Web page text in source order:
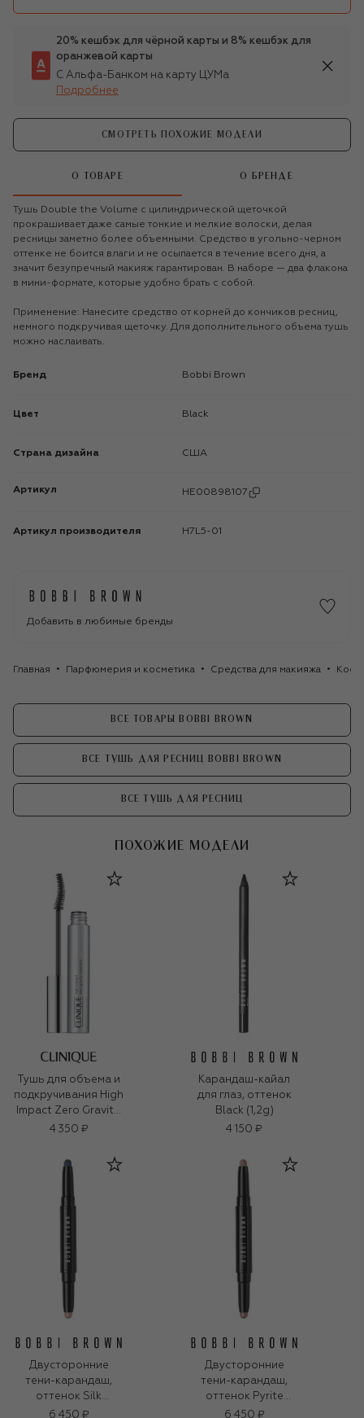
20% кешбэк для чёрной карты и 8% кешбэк для
оранжевой карты
С Альфа-Банком на карту ЦУМа
Подробнее
СМОТРЕТЬ ПОХОЖИЕ МОДЕЛИ
О ТОВАРЕ О БРЕНДЕ
Тушь Double the Volume с цилиндрической щеточкой
прокрашивает даже самые тонкие и мелкие волоски, делая
ресницы заметно более объемными. Средство в угольно-черном
оттенке не боится влаги и не осыпается в течение всего дня, а
значит безупречный макияж гарантирован. В наборе — два флакона
в мини-формате, которые удобно брать с собой.
Применение: Нанесите средство от корней до кончиков ресниц,
немного подкручивая щеточку. Для дополнительного объема тушь
можно наслаивать.
Бренд Bobbi Brown
Цвет Black
Страна дизайна США
Артикул HE00898107
Артикул производителя H7L5-01
Добавить в любимые бренды
Главная Парфюмерия и косметика Средства для макияжа
ВСЕ ТОВАРЫ BOBBI BROWN
ВСЕ ТУШЬ ДЛЯ РЕСНИЦ BOBBI BROWN
ВСЕ ТУШЬ ДЛЯ РЕСНИЦ
ПОХОЖИЕ МОДЕЛИ
Тушь для объема и
подкручивания High
Impact Zero Gravity,
оттенок Black (8ml)
4 350 ₽
Карандаш-кайал
для глаз, оттенок
Black (1,2g)
4 150 ₽
Двусторонние
тени-карандаш,
оттенок Silk
Shimmer / Rich Navy
6 450 ₽
Двусторонние
тени-карандаш,
оттенок Pyrite
Shimmer / Muted
6 450 ₽